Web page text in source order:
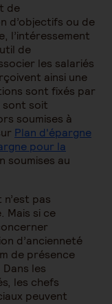
de
d’objectifs ou de
l’intéressement
de
les salariés
ainsi une
sont fixés par
sont soit
soumises à
Plan d'épargne
pour la
soumises au
pas
Mais si ce
d’ancienneté
de présence
les
les chefs
peuvent